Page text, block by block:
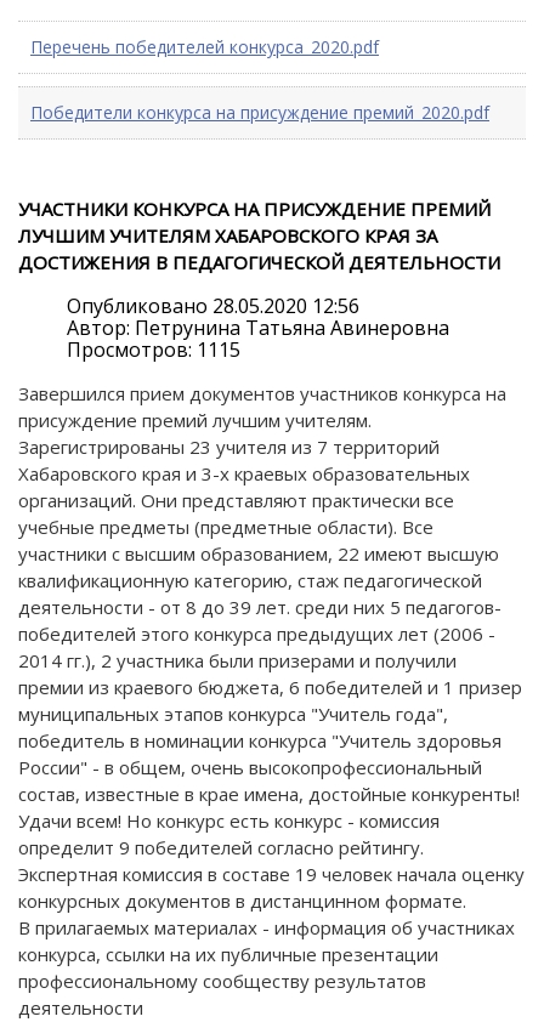
Перечень победителей конкурса_2020.pdf
Победители конкурса на присуждение премий_2020.pdf
УЧАСТНИКИ КОНКУРСА НА ПРИСУЖДЕНИЕ ПРЕМИЙ
ЛУЧШИМ УЧИТЕЛЯМ ХАБАРОВСКОГО КРАЯ ЗА
ДОСТИЖЕНИЯ В ПЕДАГОГИЧЕСКОЙ ДЕЯТЕЛЬНОСТИ
Опубликовано 28.05.2020 12:56
Автор: Петрунина Татьяна Авинеровна
Просмотров: 1115
Завершился прием документов участников конкурса на
присуждение премий лучшим учителям.
Зарегистрированы 23 учителя из 7 территорий
Хабаровского края и 3-х краевых образовательных
организаций. Они представляют практически все
учебные предметы (предметные области). Все
участники с высшим образованием, 22 имеют высшую
квалификационную категорию, стаж педагогической
деятельности - от 8 до 39 лет. среди них 5 педагогов-
победителей этого конкурса предыдущих лет (2006 -
2014 гг.), 2 участника были призерами и получили
премии из краевого бюджета, 6 победителей и 1 призер
муниципальных этапов конкурса "Учитель года",
победитель в номинации конкурса "Учитель здоровья
России" - в общем, очень высокопрофессиональный
состав, известные в крае имена, достойные конкуренты!
Удачи всем! Но конкурс есть конкурс - комиссия
определит 9 победителей согласно рейтингу.
Экспертная комиссия в составе 19 человек начала оценку
конкурсных документов в дистанцинном формате.
В прилагаемых материалах - информация об участниках
конкурса, ссылки на их публичные презентации
профессиональному сообществу результатов
деятельности